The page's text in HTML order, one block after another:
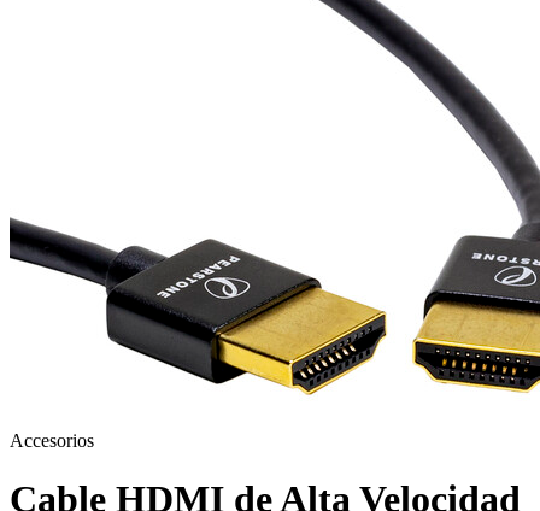
Accesorios
Cable HDMI de Alta Velocidad